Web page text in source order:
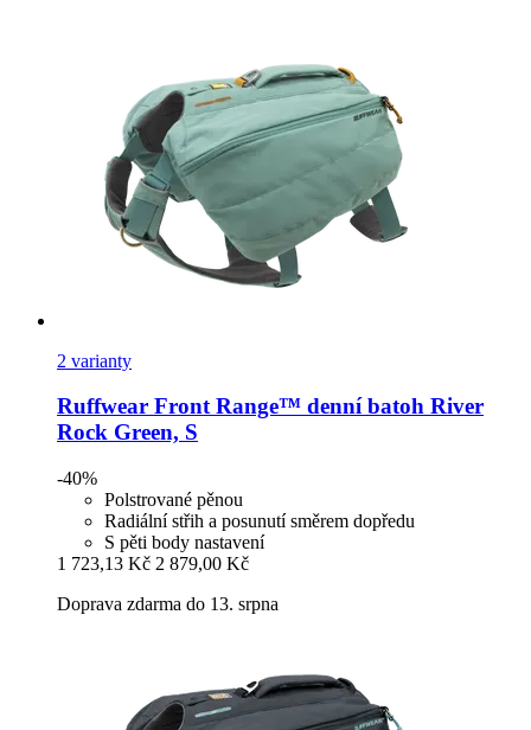
2 varianty
Ruffwear Front Range™ denní batoh River
Rock Green, S
-40%
Polstrované pěnou
Radiální střih a posunutí směrem dopředu
S pěti body nastavení
1 723,13 Kč 2 879,00 Kč
Doprava zdarma do 13. srpna